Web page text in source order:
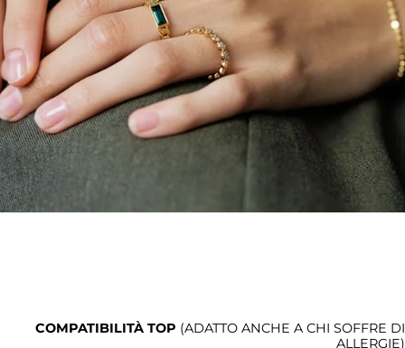
COMPATIBILITÀ TOP (ADATTO ANCHE A CHI SOFFRE DI
ALLERGIE)